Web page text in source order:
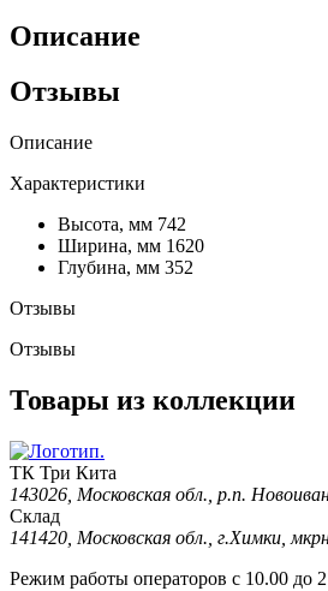
Описание
Отзывы
Описание
Характеристики
Высота, мм 742
Ширина, мм 1620
Глубина, мм 352
Отзывы
Отзывы
Товары из коллекции
ТК Три Кита
143026, Московская обл., р.п.
Склад
141420, Московская обл., г.Химки,
Режим работы операторов с 10.00 до